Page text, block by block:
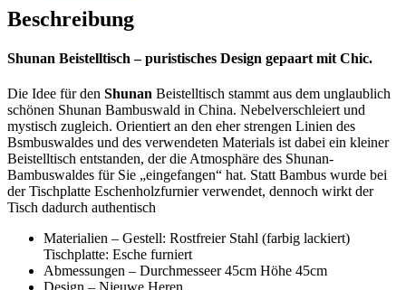
Beschreibung
Shunan Beistelltisch – puristisches Design gepaart mit Chic.
Die Idee für den Shunan Beistelltisch stammt aus dem unglaublich
schönen Shunan Bambuswald in China. Nebelverschleiert und
mystisch zugleich. Orientiert an den eher strengen Linien des
Bsmbuswaldes und des verwendeten Materials ist dabei ein kleiner
Beistelltisch entstanden, der die Atmosphäre des Shunan-
Bambuswaldes für Sie „eingefangen“ hat. Statt Bambus wurde bei
der Tischplatte Eschenholzfurnier verwendet, dennoch wirkt der
Tisch dadurch authentisch
Materialien – Gestell: Rostfreier Stahl (farbig lackiert)
Tischplatte: Esche furniert
Abmessungen – Durchmesseer 45cm Höhe 45cm